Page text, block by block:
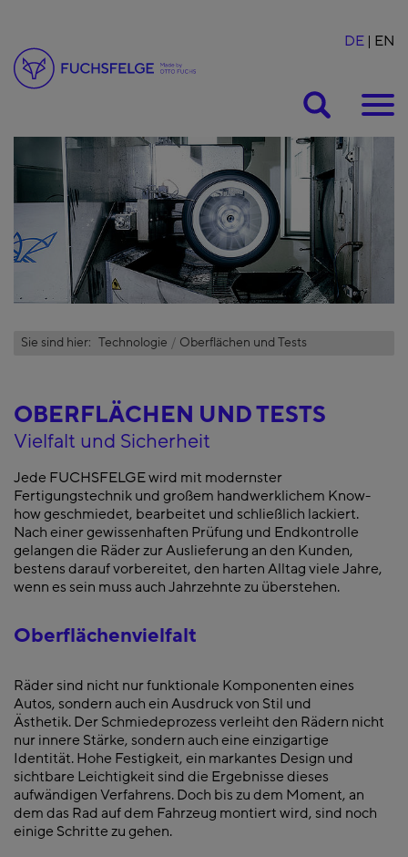
DE EN
Sie sind hier: Technologie Oberflächen und Tests
OBERFLÄCHEN UND TESTS
Vielfalt und Sicherheit
Jede FUCHSFELGE wird mit modernster
Fertigungstechnik und großem handwerklichem Know-
how geschmiedet, bearbeitet und schließlich lackiert.
Nach einer gewissenhaften Prüfung und Endkontrolle
gelangen die Räder zur Auslieferung an den Kunden,
bestens darauf vorbereitet, den harten Alltag viele Jahre,
wenn es sein muss auch Jahrzehnte zu überstehen.
Oberflächenvielfalt
Räder sind nicht nur funktionale Komponenten eines
Autos, sondern auch ein Ausdruck von Stil und
Ästhetik. Der Schmiedeprozess verleiht den Rädern nicht
nur innere Stärke, sondern auch eine einzigartige
Identität. Hohe Festigkeit, ein markantes Design und
sichtbare Leichtigkeit sind die Ergebnisse dieses
aufwändigen Verfahrens. Doch bis zu dem Moment, an
dem das Rad auf dem Fahrzeug montiert wird, sind noch
einige Schritte zu gehen.